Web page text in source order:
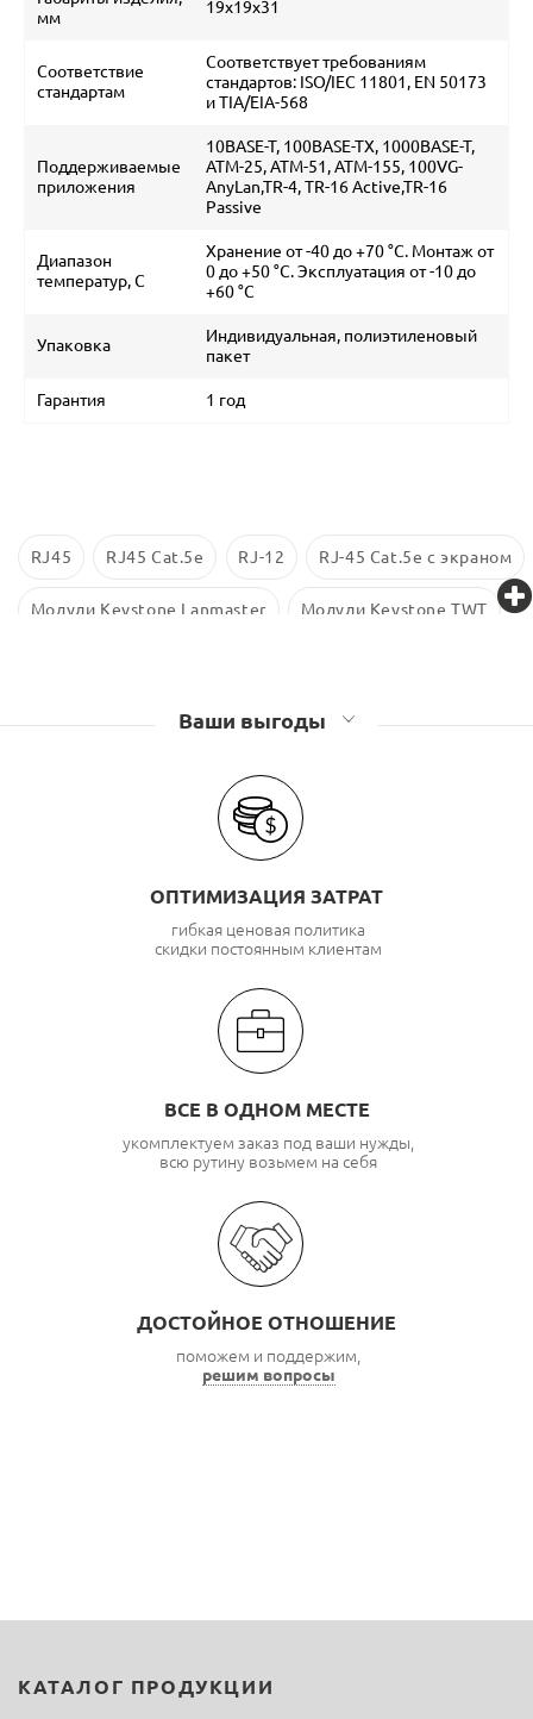
мм
19х19х31
Соответствие
стандартам
Соответствует требованиям
стандартов: ISO/IEC 11801, EN 50173
и TIA/EIA-568
Поддерживаемые
приложения
10BASE-T, 100BASE-TX, 1000BASE-T,
ATM-25, ATM-51, ATM-155, 100VG-
AnyLan,TR-4, TR-16 Active,TR-16
Passive
Диапазон
температур, С
Хранение от -40 до +70 °C. Монтаж от
0 до +50 °C. Эксплуатация от -10 до
+60 °C
Упаковка
Индивидуальная, полиэтиленовый
пакет
Гарантия 1 год
RJ45 RJ45 Cat.5е RJ-12 RJ-45 Cat.5e с экраном
Модули Keystone Lanmaster Модули Keystone TWT
Ваши выгоды
ОПТИМИЗАЦИЯ ЗАТРАТ
гибкая ценовая политика
скидки постоянным клиентам
ВСЕ В ОДНОМ МЕСТЕ
укомплектуем заказ под ваши нужды,
всю рутину возьмем на себя
ДОСТОЙНОЕ ОТНОШЕНИЕ
поможем и поддержим,
решим вопросы
КАТАЛОГ ПРОДУКЦИИ